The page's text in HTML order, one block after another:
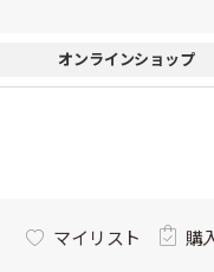
オンラインショップ
マイリスト 購